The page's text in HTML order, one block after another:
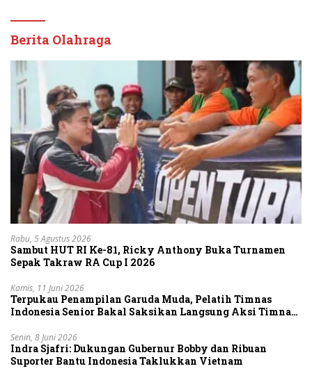
Berita Olahraga
Rabu, 5 Agustus 2026
Sambut HUT RI Ke-81, Ricky Anthony Buka Turnamen
Sepak Takraw RA Cup I 2026
Kamis, 11 Juni 2026
Terpukau Penampilan Garuda Muda, Pelatih Timnas
Indonesia Senior Bakal Saksikan Langsung Aksi Timnas
Senin, 8 Juni 2026
Indra Sjafri: Dukungan Gubernur Bobby dan Ribuan
Suporter Bantu Indonesia Taklukkan Vietnam